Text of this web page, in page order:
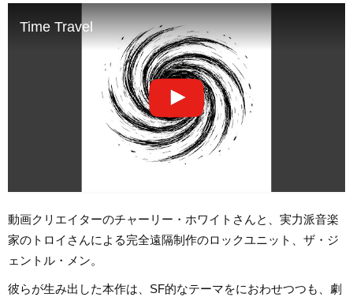
Time Travel
動画クリエイターのチャーリー・ホワイトさんと、実力派音楽
家のトロイさんによる完全遠隔制作のロックユニット、ザ・ジ
ェントル・メン。
彼らが生み出した本作は、SF的なテーマをにおわせつつも、劇